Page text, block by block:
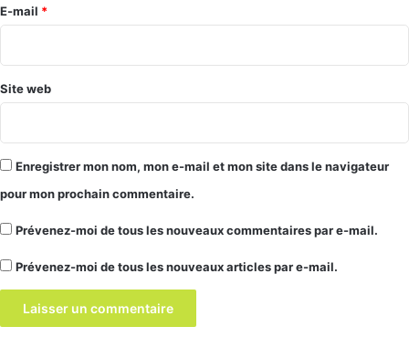
e
E-mail *
Site web
Enregistrer mon nom, mon e-mail et mon site dans le navigateur
pour mon prochain commentaire.
Prévenez-moi de tous les nouveaux commentaires par e-mail.
Prévenez-moi de tous les nouveaux articles par e-mail.